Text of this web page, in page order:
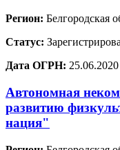
Регион: Белгородская
Статус:
Дата ОГРН: 25.06.2020
Автономная
развитию
нация"